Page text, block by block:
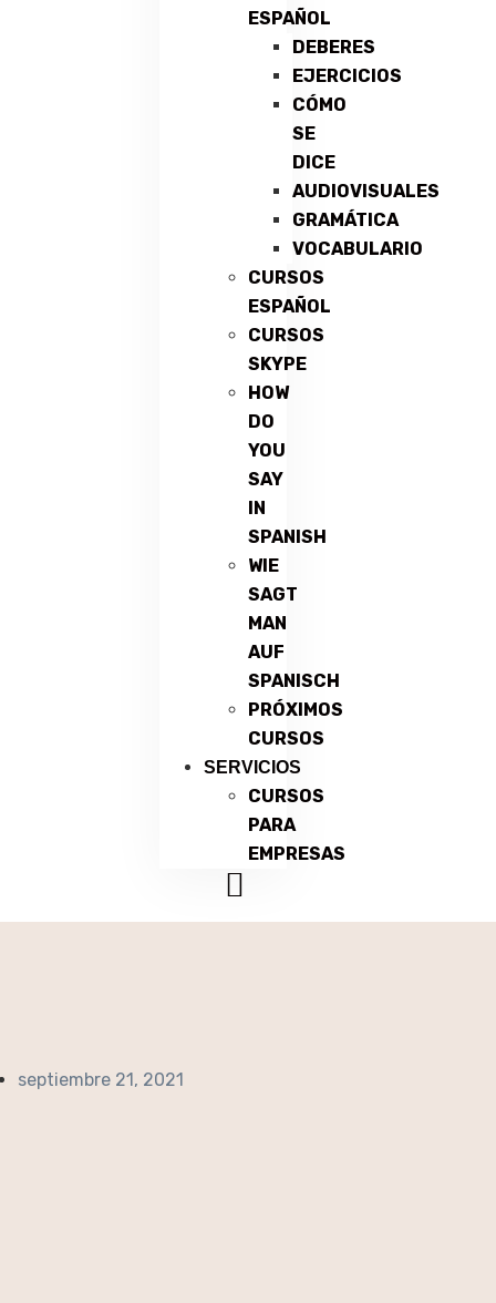
ESPAÑOL
DEBERES
EJERCICIOS
CÓMO
SE
DICE
AUDIOVISUALES
GRAMÁTICA
VOCABULARIO
CURSOS
ESPAÑOL
CURSOS
SKYPE
HOW
DO
YOU
SAY
IN
SPANISH
WIE
SAGT
MAN
AUF
SPANISCH
PRÓXIMOS
CURSOS
SERVICIOS
CURSOS
PARA
EMPRESAS
septiembre 21, 2021